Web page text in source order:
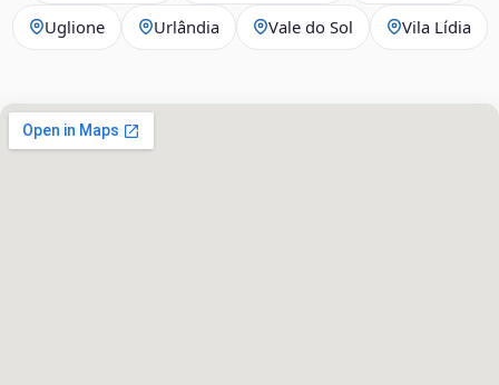
Uglione Urlândia Vale do Sol Vila Lídia